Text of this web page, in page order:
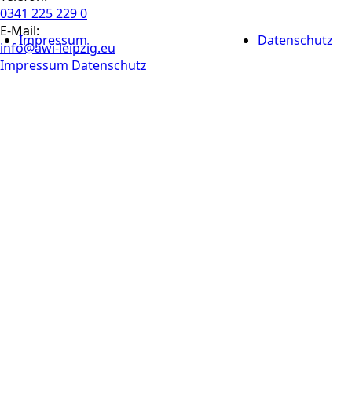
Impressum Datenschutz
0341 225 229 0
E-Mail:
info@awi-leipzig.eu
Impressum Datenschutz